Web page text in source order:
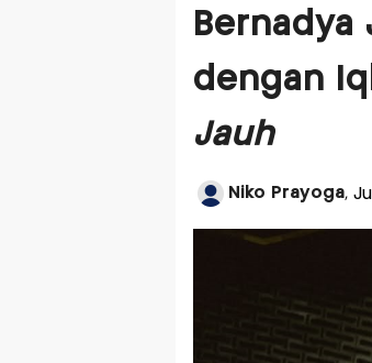
Bernadya
dengan
Jauh
Niko Prayoga,